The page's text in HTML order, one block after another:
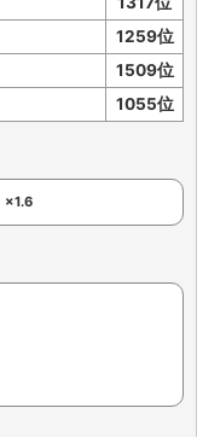
1259位
1509位
1055位
×1.6